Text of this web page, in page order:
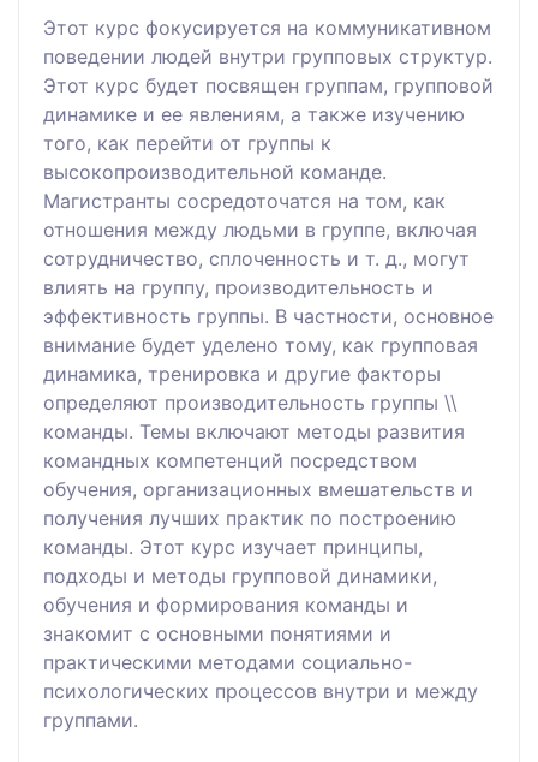
Этот курс фокусируется на коммуникативном
поведении людей внутри групповых структур.
Этот курс будет посвящен группам, групповой
динамике и ее явлениям, а также изучению
того, как перейти от группы к
высокопроизводительной команде.
Магистранты сосредоточатся на том, как
отношения между людьми в группе, включая
сотрудничество, сплоченность и т. д., могут
влиять на группу, производительность и
эффективность группы. В частности, основное
внимание будет уделено тому, как групповая
динамика, тренировка и другие факторы
определяют производительность группы \\
команды. Темы включают методы развития
командных компетенций посредством
обучения, организационных вмешательств и
получения лучших практик по построению
команды. Этот курс изучает принципы,
подходы и методы групповой динамики,
обучения и формирования команды и
знакомит с основными понятиями и
практическими методами социально-
психологических процессов внутри и между
группами.